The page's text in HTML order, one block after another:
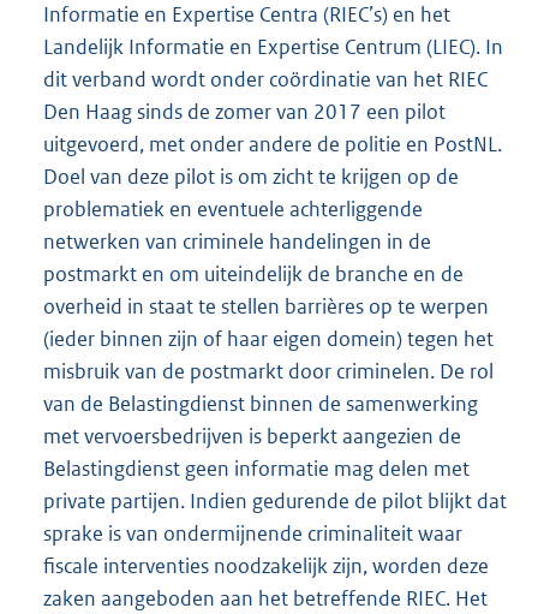
Informatie en Expertise Centra (RIEC’s) en het
Landelijk Informatie en Expertise Centrum (LIEC). In
dit verband wordt onder coördinatie van het RIEC
Den Haag sinds de zomer van 2017 een pilot
uitgevoerd, met onder andere de politie en PostNL.
Doel van deze pilot is om zicht te krijgen op de
problematiek en eventuele achterliggende
netwerken van criminele handelingen in de
postmarkt en om uiteindelijk de branche en de
overheid in staat te stellen barrières op te werpen
(ieder binnen zijn of haar eigen domein) tegen het
misbruik van de postmarkt door criminelen. De rol
van de Belastingdienst binnen de samenwerking
met vervoersbedrijven is beperkt aangezien de
Belastingdienst geen informatie mag delen met
private partijen. Indien gedurende de pilot blijkt dat
sprake is van ondermijnende criminaliteit waar
fiscale interventies noodzakelijk zijn, worden deze
zaken aangeboden aan het betreffende RIEC. Het